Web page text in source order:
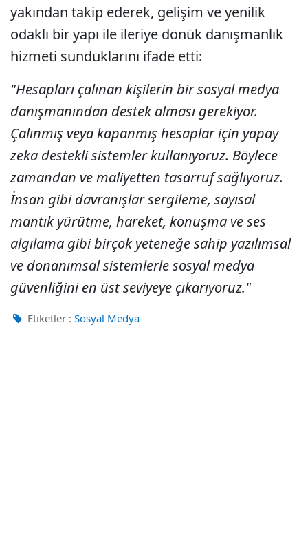
yakından takip ederek, gelişim ve yenilik
odaklı bir yapı ile ileriye dönük danışmanlık
hizmeti sunduklarını ifade etti:
"Hesapları çalınan kişilerin bir sosyal medya
danışmanından destek alması gerekiyor.
Çalınmış veya kapanmış hesaplar için yapay
zeka destekli sistemler kullanıyoruz. Böylece
zamandan ve maliyetten tasarruf sağlıyoruz.
İnsan gibi davranışlar sergileme, sayısal
mantık yürütme, hareket, konuşma ve ses
algılama gibi birçok yeteneğe sahip yazılımsal
ve donanımsal sistemlerle sosyal medya
güvenliğini en üst seviyeye çıkarıyoruz."
Etiketler : Sosyal Medya